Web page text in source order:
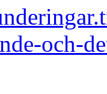
och-